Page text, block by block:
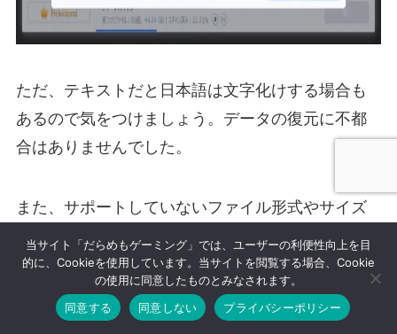
ただ、テキストだと日本語は文字化けする場合も
あるので気をつけましょう。データの復元に不都
合はありませんでした。
また、サポートしていないファイル形式やサイズ
が大きい、破損しているなどの理由でプレビュー
が機能しないこともあります。
全てのデータがプレビューで表示されるわけでは
当サイト「だらめもゲーミング」では、ユーザーの利便性向上を目
的に、Cookieを使用しています。当サイトを閲覧する場合、Cookie
の使用に同意したものとみなされます。
同意する
同意しない プライバシーポリシー